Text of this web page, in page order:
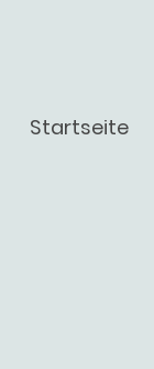
Startseite